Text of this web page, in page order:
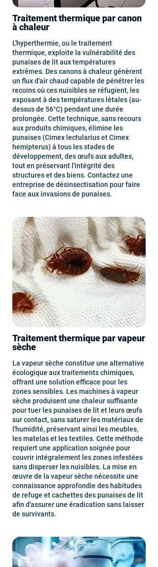
Traitement thermique par canon
à chaleur
L'hyperthermie, ou le traitement
thermique, exploite la vulnérabilité des
punaises de lit aux températures
extrêmes. Des canons à chaleur génèrent
un flux d'air chaud capable de pénétrer les
recoins où ces nuisibles se réfugient, les
exposant à des températures létales (au-
dessus de 56°C) pendant une durée
prolongée. Cette technique, sans recours
aux produits chimiques, élimine les
punaises (Cimex lectularius et Cimex
hemipterus) à tous les stades de
développement, des œufs aux adultes,
tout en préservant l'intégrité des
structures et des biens. Contactez une
entreprise de désinsectisation pour faire
face aux invasions de punaises.
Traitement thermique par vapeur
sèche
La vapeur sèche constitue une alternative
écologique aux traitements chimiques,
offrant une solution efficace pour les
zones sensibles. Les machines à vapeur
sèche produisent une chaleur suffisante
pour tuer les punaises de lit et leurs œufs
sur contact, sans saturer les matériaux de
l'humidité, préservant ainsi les meubles,
les matelas et les textiles. Cette méthode
requiert une application soignée pour
couvrir intégralement les zones infestées
sans disperser les nuisibles. La mise en
œuvre de la vapeur sèche nécessite une
connaissance approfondie des habitudes
de refuge et cachettes des punaises de lit
afin d'assurer une éradication sans laisser
de survivants.